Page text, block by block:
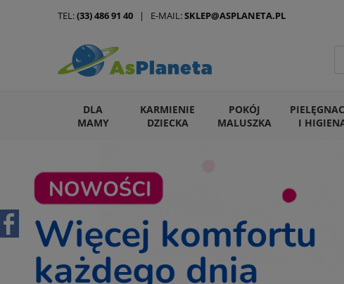
DLA
MAMY
KARMIENIE
DZIECKA
POKÓJ
MALUSZKA
I
TEL:(33) 486 91 40 | E-MAIL:SKLEP@ASPLANETA.PL